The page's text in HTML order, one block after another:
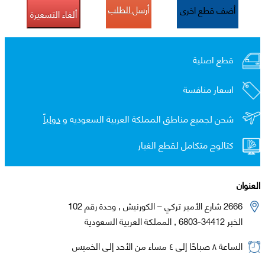
أضف قطع اخرى أرسل الطلب ألغاء التسعيرة
قطع اصلية
اسعار منافسة
شحن لجميع مناطق المملكة العربية السعوديه ودولياً
كتالوج متكامل لقطع الغيار
العنوان
2666 شارع الأمير تركي – الكورنيش , وحدة رقم 102
الخبر 34412-6803 , المملكة العربية السعودية
الساعة ٨ صباحًا إلى ٤ مساء من الأحد إلى الخميس